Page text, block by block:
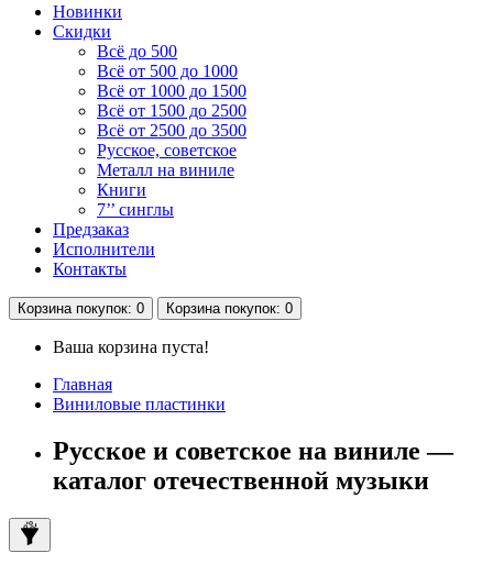
Новинки
Скидки
Всё до 500
Всё от 500 до 1000
Всё от 1000 до 1500
Всё от 1500 до 2500
Всё от 2500 до 3500
Русское, советское
Металл на виниле
Книги
7’’ синглы
Предзаказ
Исполнители
Контакты
Корзина покупок: 0 Корзина покупок: 0
Ваша корзина пуста!
Главная
Виниловые пластинки
Русское и советское на виниле —
каталог отечественной музыки